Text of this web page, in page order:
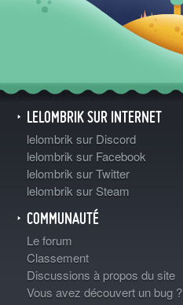
LELOMBRIK SUR INTERNET
lelombrik sur Discord
lelombrik sur Facebook
lelombrik sur Twitter
lelombrik sur Steam
COMMUNAUTÉ
Le forum
Classement
Discussions à propos du site
Vous avez découvert un bug ?